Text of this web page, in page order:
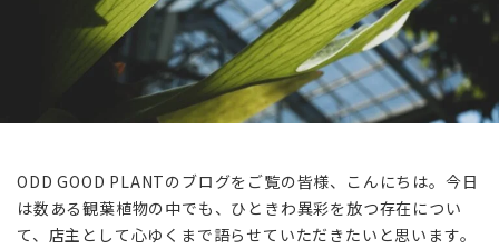
ODD GOOD PLANTのブログをご覧の皆様、こんにちは。今日
は数ある観葉植物の中でも、ひときわ異彩を放つ存在につい
て、店主として心ゆくまで語らせていただきたいと思います。